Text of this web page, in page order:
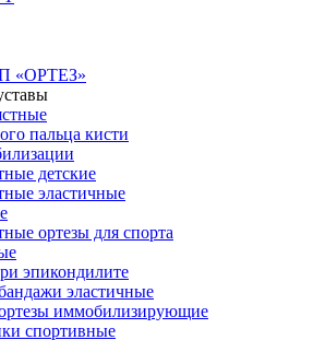
«ОРТЕЗ»
пальца кисти
детские
эластичные
ортезы для спорта
эпикондилите
эластичные
иммобилизирующие
спортивные